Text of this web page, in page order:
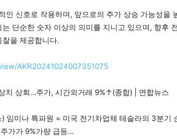
인 신호로 작용하며, 앞으로의 주가 상승 가능성을
단순한 숫자 이상의 의미를 지니고 있으며, 향후
을 제공합니다.
AKR20241024007351075
치 상회…주가, 시간외거래 9%↑(종합) | 연합뉴스
임미나 특파원 = 미국 전기차업체 테슬라의 3분기
가가 9%가량 급등…